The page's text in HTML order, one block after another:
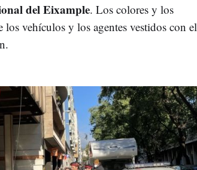
del Eixample. Los colores y los
vehículos y los agentes vestidos con el